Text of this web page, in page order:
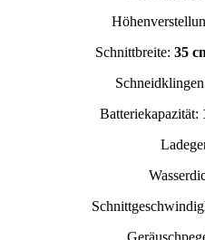
Schnittbreite: 35
Batteriekapazität: